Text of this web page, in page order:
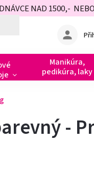
NAD 1500,-
Manikúra,
pedikúra, laky
-